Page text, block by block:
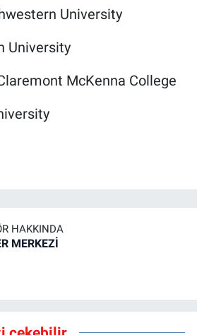
University
University
McKenna College
HAKKINDA
MERKEZİ